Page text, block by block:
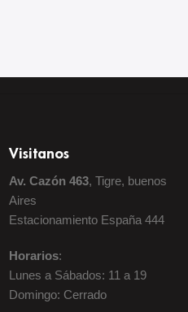
Visitanos
Av. Cazón 463, Tigre, buenos
Aires
Estacionamiento España 444
Horarios:
Lunes a Sábados: 11 a 19
Domingo: Cerrado